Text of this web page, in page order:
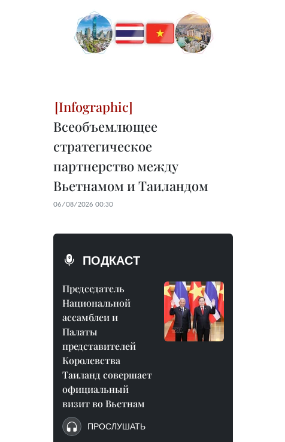
Всеобъемлющее
стратегическое
партнерство между
Вьетнамом и Таиландом
06/08/2026 00:30
ПОДКАСТ
Председатель
Национальной
ассамблеи и
Палаты
представителей
Королевства
Таиланд совершает
официальный
визит во Вьетнам
ПРОСЛУШАТЬ